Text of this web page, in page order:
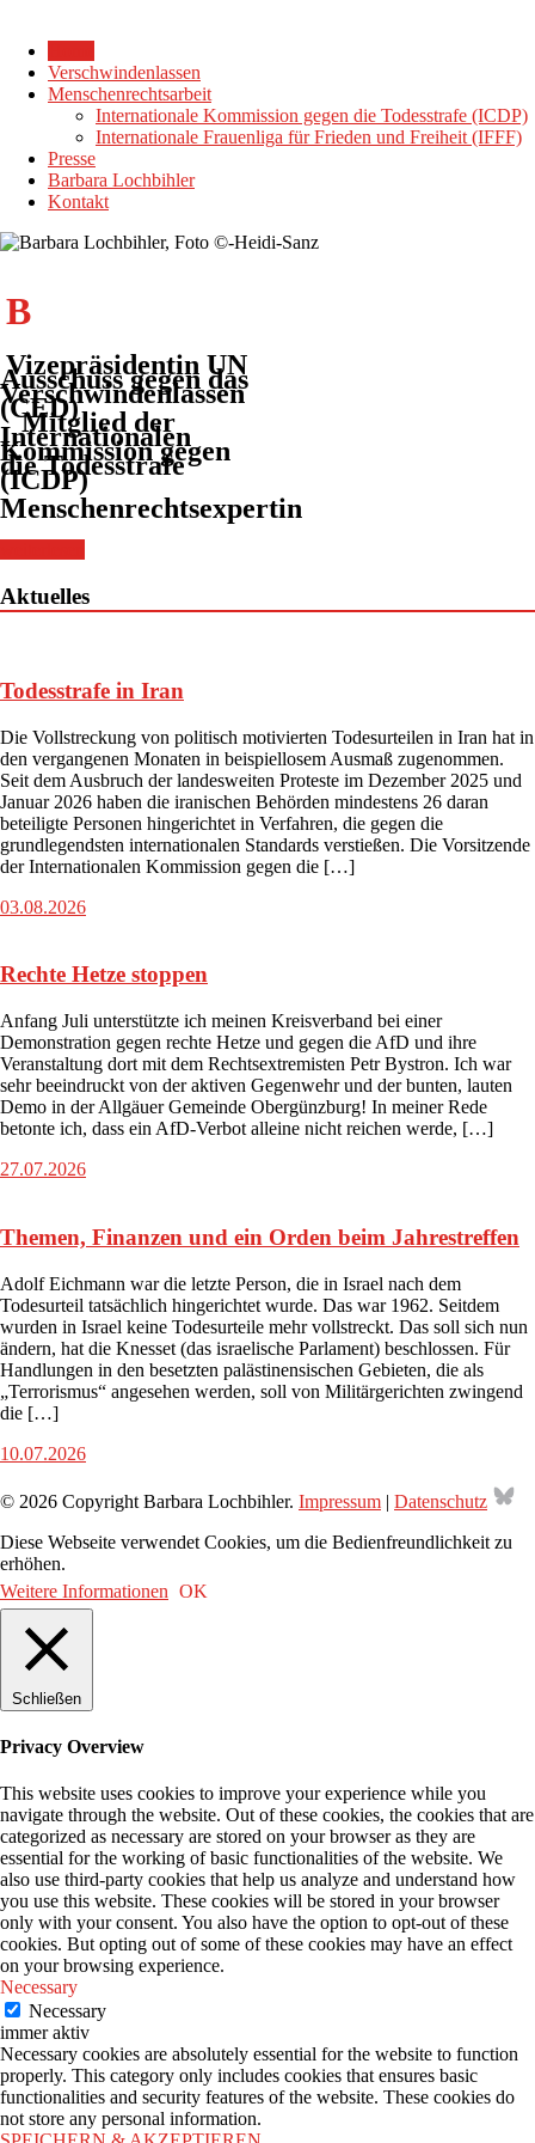
Verschwindenlassen
Menschenrechtsarbeit
Internationale Kommission gegen die Todesstrafe (ICDP)
Internationale Frauenliga für Frieden und Freiheit (IFFF)
Presse
Barbara Lochbihler
Kontakt
B
Vizepräsidentin UN
Ausschuss gegen das
Verschwindenlassen
(CED)
Mitglied der
Internationalen
Kommission gegen
die Todesstrafe
(ICDP)
Menschenrechtsexpertin
Aktuelles
Todesstrafe in Iran
Die Vollstreckung von politisch motivierten Todesurteilen in Iran hat in
den vergangenen Monaten in beispiellosem Ausmaß zugenommen.
Seit dem Ausbruch der landesweiten Proteste im Dezember 2025 und
Januar 2026 haben die iranischen Behörden mindestens 26 daran
beteiligte Personen hingerichtet in Verfahren, die gegen die
grundlegendsten internationalen Standards verstießen. Die Vorsitzende
der Internationalen Kommission gegen die […]
03.08.2026
Rechte Hetze stoppen
Anfang Juli unterstützte ich meinen Kreisverband bei einer
Demonstration gegen rechte Hetze und gegen die AfD und ihre
Veranstaltung dort mit dem Rechtsextremisten Petr Bystron. Ich war
sehr beeindruckt von der aktiven Gegenwehr und der bunten, lauten
Demo in der Allgäuer Gemeinde Obergünzburg! In meiner Rede
betonte ich, dass ein AfD-Verbot alleine nicht reichen werde, […]
27.07.2026
Themen, Finanzen und ein Orden beim Jahrestreffen
Adolf Eichmann war die letzte Person, die in Israel nach dem
Todesurteil tatsächlich hingerichtet wurde. Das war 1962. Seitdem
wurden in Israel keine Todesurteile mehr vollstreckt. Das soll sich nun
ändern, hat die Knesset (das israelische Parlament) beschlossen. Für
Handlungen in den besetzten palästinensischen Gebieten, die als
„Terrorismus“ angesehen werden, soll von Militärgerichten zwingend
die […]
10.07.2026
© 2026 Copyright Barbara Lochbihler. Impressum | Datenschutz
Diese Webseite verwendet Cookies, um die Bedienfreundlichkeit zu
erhöhen.
Weitere Informationen OK
Schließen
Privacy Overview
This website uses cookies to improve your experience while you
navigate through the website. Out of these cookies, the cookies that are
categorized as necessary are stored on your browser as they are
essential for the working of basic functionalities of the website. We
also use third-party cookies that help us analyze and understand how
you use this website. These cookies will be stored in your browser
only with your consent. You also have the option to opt-out of these
cookies. But opting out of some of these cookies may have an effect
on your browsing experience.
Necessary
Necessary
immer aktiv
Necessary cookies are absolutely essential for the website to function
properly. This category only includes cookies that ensures basic
functionalities and security features of the website. These cookies do
not store any personal information.